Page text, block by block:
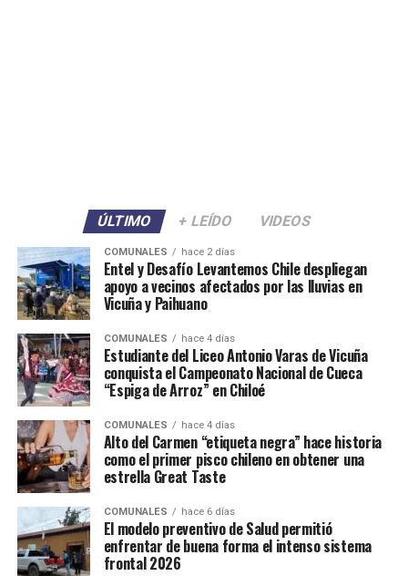
ÚLTIMO + LEÍDO VIDEOS
COMUNALES hace 2 días
Entel y Desafío Levantemos Chile despliegan
apoyo a vecinos afectados por las lluvias en
Vicuña y Paihuano
COMUNALES hace 4 días
Estudiante del Liceo Antonio Varas de Vicuña
conquista el Campeonato Nacional de Cueca
“Espiga de Arroz” en Chiloé
COMUNALES hace 4 días
Alto del Carmen “etiqueta negra” hace historia
como el primer pisco chileno en obtener una
estrella Great Taste
COMUNALES hace 6 días
El modelo preventivo de Salud permitió
enfrentar de buena forma el intenso sistema
frontal 2026